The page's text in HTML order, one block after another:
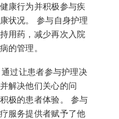
康行为并积极参与疾
状况。 参与自身护理
用药，减少再次入院
的管理。
通过让患者参与护理决
解决他们关心的问
极的患者体验。 参与
服务提供者赋予了他